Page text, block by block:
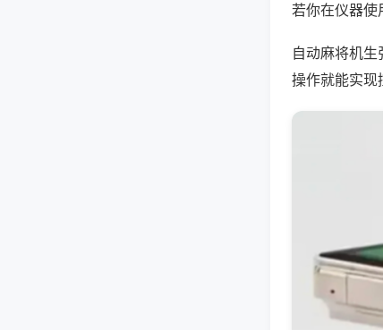
若你在仪器使
自动麻将机
操作就能实现